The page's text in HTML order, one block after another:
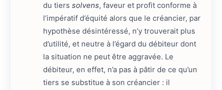
du tierssolvens, faveur et profit conforme à
l’impératif d’équité alors que le créancier, par
hypothèse désintéressé, n’y trouverait plus
d’utilité, et neutre à l’égard du débiteur dont
la situation ne peut être aggravée. Le
débiteur, en effet, n’a pas à pâtir de ce qu’un
tiers se substitue à son créancier : il